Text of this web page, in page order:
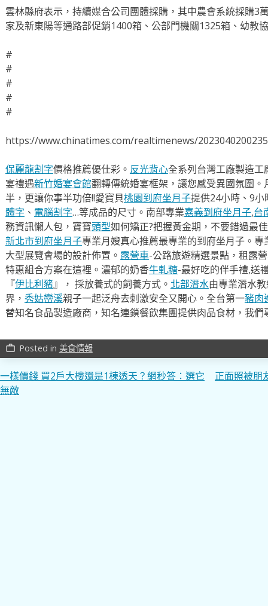
雲林縣府表示，持續媒合公司團體採購，其中農會系統採購3
家及新東陽等通路部促銷1400箱、公部門機關1325箱、幼教
#
#
#
#
#
https://www.chinatimes.com/realtimenews/
保麗龍割字價格推薦優仕彩。 反光背心全系列台灣工廠製造
宴禮遇新竹婚宴會館翻轉傳統婚宴框架，讓您感受異國氛圍。
半，更讓你事半功倍!!愛寶貝桃園到府坐月子提供24小時、9
體字 、 電腦割字…等成品的尺寸。南部專業嘉義到府坐月子,台
務資訊懶人包，寶寶頭型如何矯正?把握黃金期，不要錯過最
新北市到府坐月子專業月嫂真心推薦最專業的到府坐月子。專
大型展覽會場的設計佈置。 露營車-公路旅遊精選景點，租露
特惠組合方案在這裡。濃郁的奶香牛軋糖-最好吃的伴手禮,送
『伊比利豬』， 採放養式的飼養方式。 北部潛水由專業潛水
界， 秀姑巒溪親子一起泛舟去​刺激安全又開心。全台第一豬肉
替知名食品製造廠商，知名連鎖餐飲集團提供肉品食材，我
work_outline Posted in 美食情報
文
章
一樣價錢 買2戶大樓還是1棟透天？網秒答：選它
無敵
正面照被朋